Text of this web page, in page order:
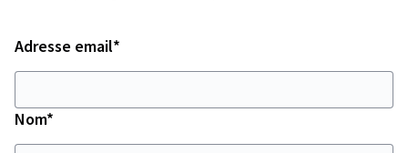
Adresse email*
Nom*